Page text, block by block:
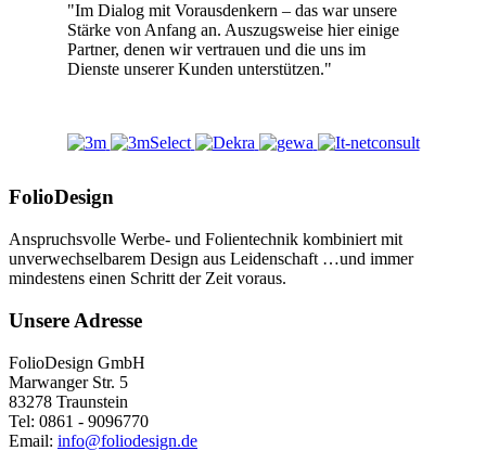
"Im Dialog mit Vorausdenkern – das war unsere
Stärke von Anfang an. Auszugsweise hier einige
Partner, denen wir vertrauen und die uns im
Dienste unserer Kunden unterstützen."
FolioDesign
Anspruchsvolle Werbe- und Folientechnik kombiniert mit
unverwechselbarem Design aus Leidenschaft …und immer
mindestens einen Schritt der Zeit voraus.
Unsere Adresse
FolioDesign GmbH
Marwanger Str. 5
83278 Traunstein
Tel: 0861 - 9096770
Email: info@foliodesign.de